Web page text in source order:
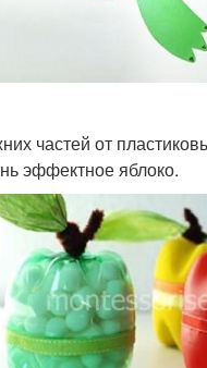
частей от
эффектное яблоко.